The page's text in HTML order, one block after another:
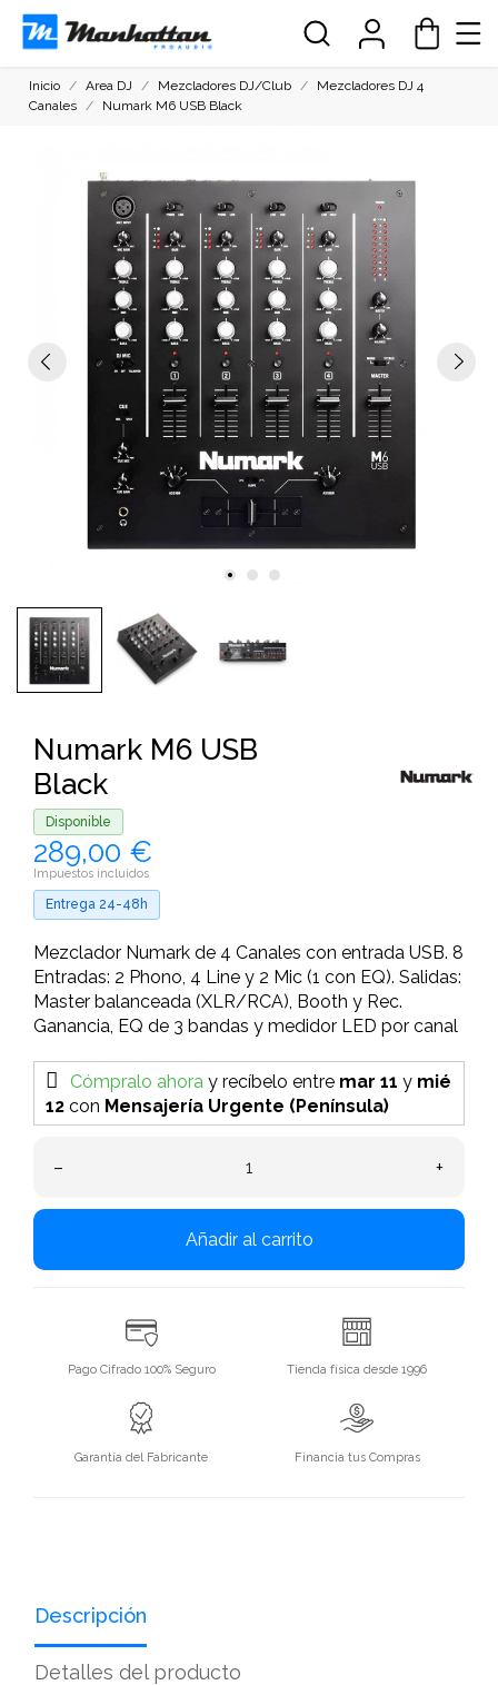
Inicio Area DJ Mezcladores DJ/Club
Mezcladores DJ 4
Canales
Numark M6 USB Black
Numark M6 USB
Black
Disponible
289,00 €
Impuestos incluidos
Entrega 24-48h
Mezclador Numark de 4 Canales con entrada USB. 8
Entradas: 2 Phono, 4 Line y 2 Mic (1 con EQ). Salidas:
Master balanceada (XLR/RCA), Booth y Rec.
Ganancia, EQ de 3 bandas y medidor LED por canal
Cómpralo ahora y recíbelo entre mar 11 y mié
12 con Mensajería Urgente (Península)
– +
Añadir al carrito
Pago Cifrado 100% Seguro Tienda física desde 1996
Garantía del Fabricante Financia tus Compras
Descripción
Detalles del producto